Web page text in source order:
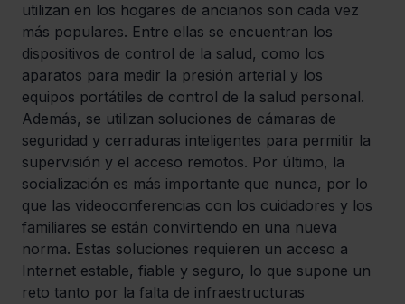
utilizan en los hogares de ancianos son cada vez
más populares. Entre ellas se encuentran los
dispositivos de control de la salud, como los
aparatos para medir la presión arterial y los
equipos portátiles de control de la salud personal.
Además, se utilizan soluciones de cámaras de
seguridad y cerraduras inteligentes para permitir la
supervisión y el acceso remotos. Por último, la
socialización es más importante que nunca, por lo
que las videoconferencias con los cuidadores y los
familiares se están convirtiendo en una nueva
norma. Estas soluciones requieren un acceso a
Internet estable, fiable y seguro, lo que supone un
reto tanto por la falta de infraestructuras